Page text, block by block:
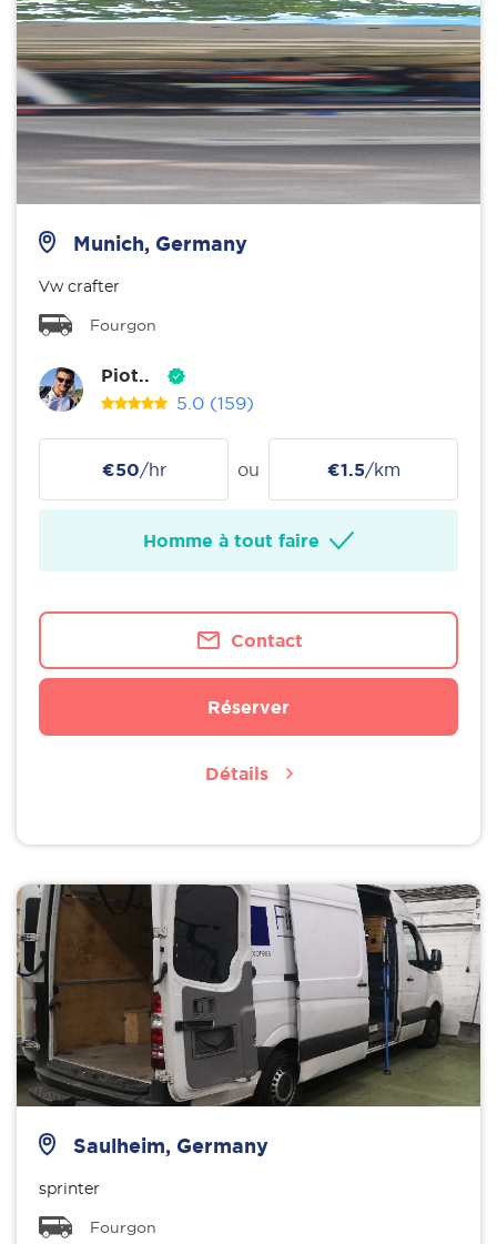
Munich, Germany
Vw crafter
Fourgon
Piot..
5.0 (159)
€50/hr ou €1.5/km
Homme à tout faire
Contact
Réserver
Détails
Saulheim, Germany
sprinter
Fourgon